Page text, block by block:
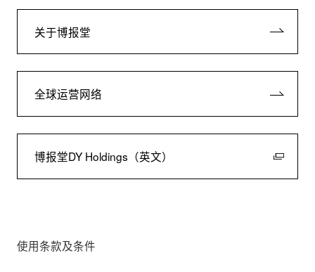
关于博报堂
全球运营网络
博报堂DY Holdings（英文）
使用条款及条件